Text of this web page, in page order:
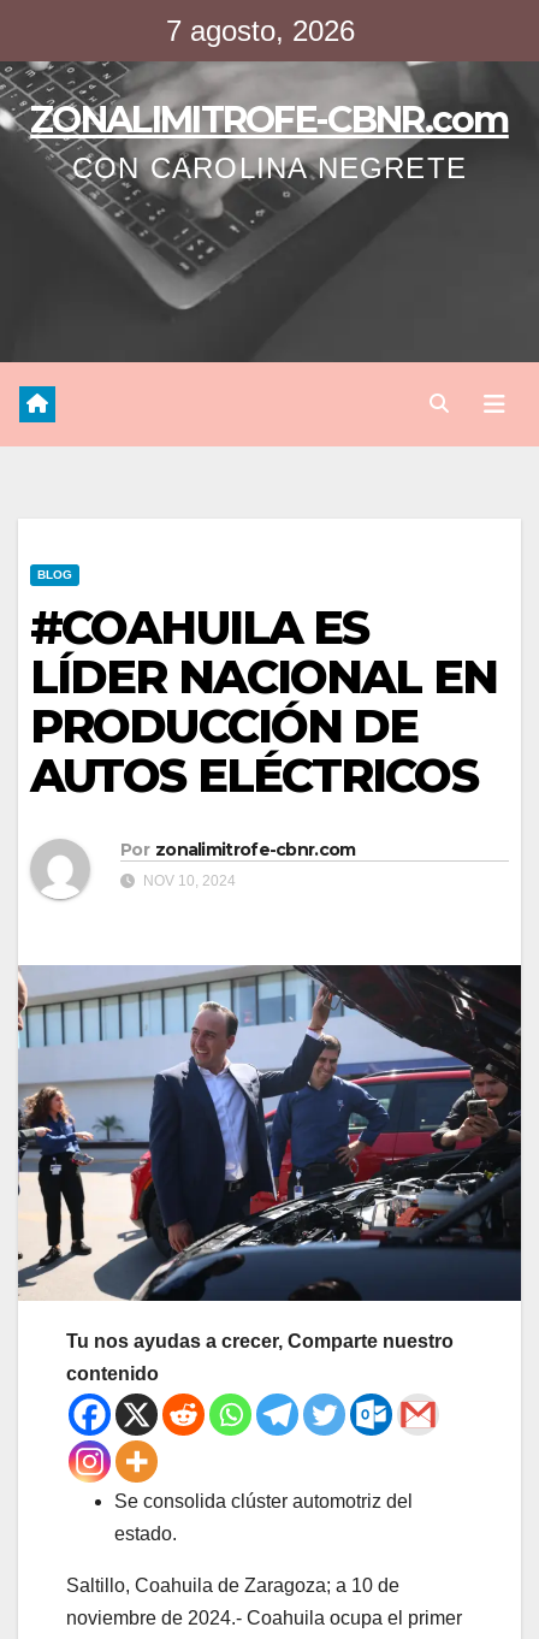
contenido
7 agosto, 2026
ZONALIMITROFE-CBNR.com
CON CAROLINA NEGRETE
BLOG
#COAHUILA ES
LÍDER NACIONAL EN
PRODUCCIÓN DE
AUTOS ELÉCTRICOS
Por zonalimitrofe-cbnr.com
NOV 10, 2024
Tu nos ayudas a crecer, Comparte nuestro
contenido
Se consolida clúster automotriz del
estado.
Saltillo, Coahuila de Zaragoza; a 10 de
noviembre de 2024.- Coahuila ocupa el primer